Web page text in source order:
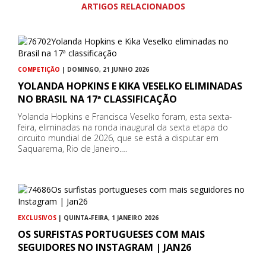
ARTIGOS RELACIONADOS
COMPETIÇÃO | DOMINGO, 21 JUNHO 2026
YOLANDA HOPKINS E KIKA VESELKO ELIMINADAS
NO BRASIL NA 17ª CLASSIFICAÇÃO
Yolanda Hopkins e Francisca Veselko foram, esta sexta-
feira, eliminadas na ronda inaugural da sexta etapa do
circuito mundial de 2026, que se está a disputar em
Saquarema, Rio de Janeiro.…
EXCLUSIVOS | QUINTA-FEIRA, 1 JANEIRO 2026
OS SURFISTAS PORTUGUESES COM MAIS
SEGUIDORES NO INSTAGRAM | JAN26